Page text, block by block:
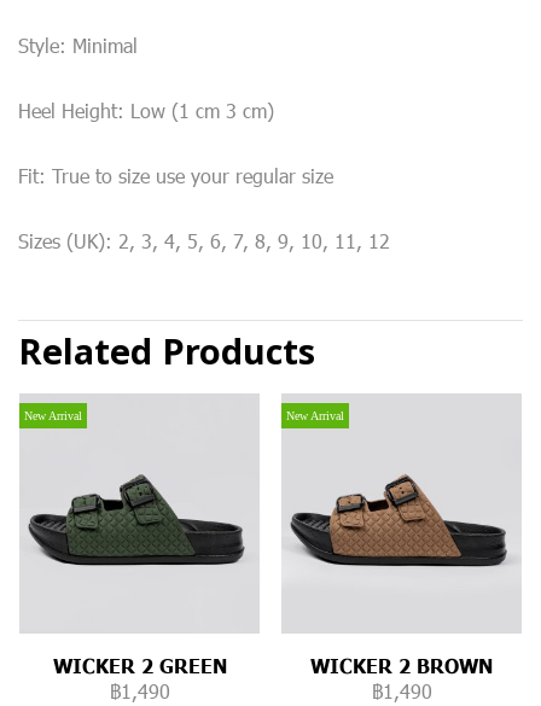
Style: Minimal
Heel Height: Low (1 cm 3 cm)
Fit: True to size use your regular size
Sizes (UK): 2, 3, 4, 5, 6, 7, 8, 9, 10, 11, 12
Related Products
New Arrival
WICKER 2 GREEN
฿1,490
New Arrival
WICKER 2 BROWN
฿1,490